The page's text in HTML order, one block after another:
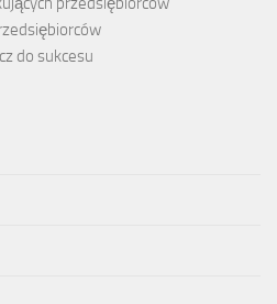
do sukcesu